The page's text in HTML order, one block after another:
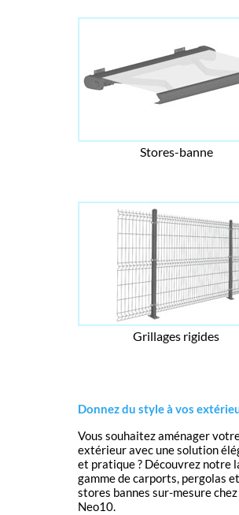
Stores-banne
Grillages rigides
Donnez du style à vos
Vous souhaitez aménager
extérieur avec une solution
et pratique ? Découvrez notre
gamme de carports, pergolas et
stores bannes sur-mesure chez
Neo10.